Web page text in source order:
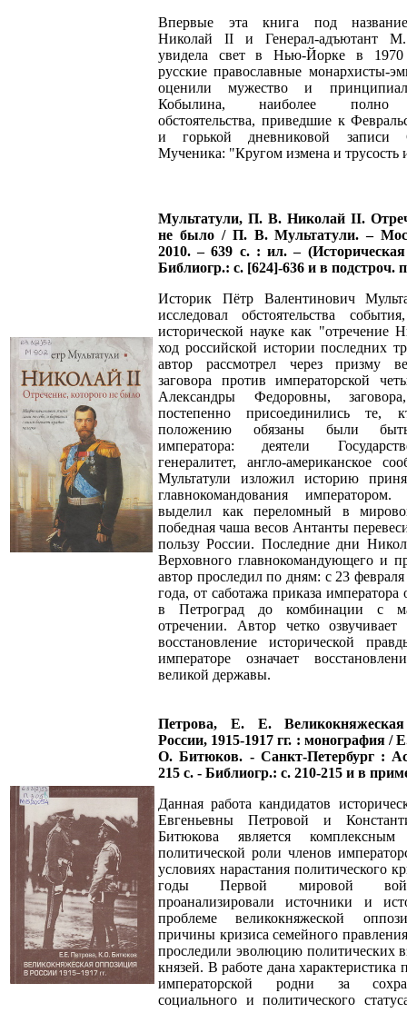
Впервые эта книга под
Николай II и Генерал-адъютант
увидела свет в Нью-Йорке в 1970
русские православные монархисты-
оценили мужество и
Кобылина, наиболее полно
обстоятельства, приведшие к
и горькой дневниковой записи
Мученика: "Кругом измена и трусость
Мультатули, П. В. Николай II.
не было / П. В. Мультатули. –
2010. – 639 с. : ил. –
Библиогр.: с. [624]-636 и в подстроч.
Историк Пётр Валентинович
исследовал обстоятельства
исторической науке как "отречение
ход российской истории последних
автор рассмотрел через призму
заговора против императорской
Александры Федоровны,
постепенно присоединились те,
положению обязаны были
императора: деятели
генералитет, англо-американское
Мультатули изложил историю
главнокомандования
выделил как переломный в
победная чаша весов Антанты
пользу России. Последние дни
Верховного главнокомандующего и
автор проследил по дням: с 23
года, от саботажа приказа
в Петроград до комбинации с
отречении. Автор четко
восстановление исторической
императоре означает
великой державы.
Петрова, Е. Е.
России, 1915-1917 гг. : монография /
О. Битюков. - Санкт-Петербург :
215 с. - Библиогр.: с. 210-215 и в
Данная работа кандидатов
Евгеньевны Петровой и
Битюкова является комплексным
политической роли членов
условиях нарастания политического
годы Первой мировой
проанализировали источники и
проблеме великокняжеской
причины кризиса семейного
проследили эволюцию политических
князей. В работе дана характеристика
императорской родни за
социального и политического